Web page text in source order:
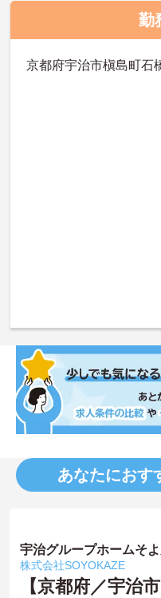
勤
京都府宇治市槇島町石
あなたにおす
宇治グループホームそ
株式会社SOYOKAZE
【京都府／宇治